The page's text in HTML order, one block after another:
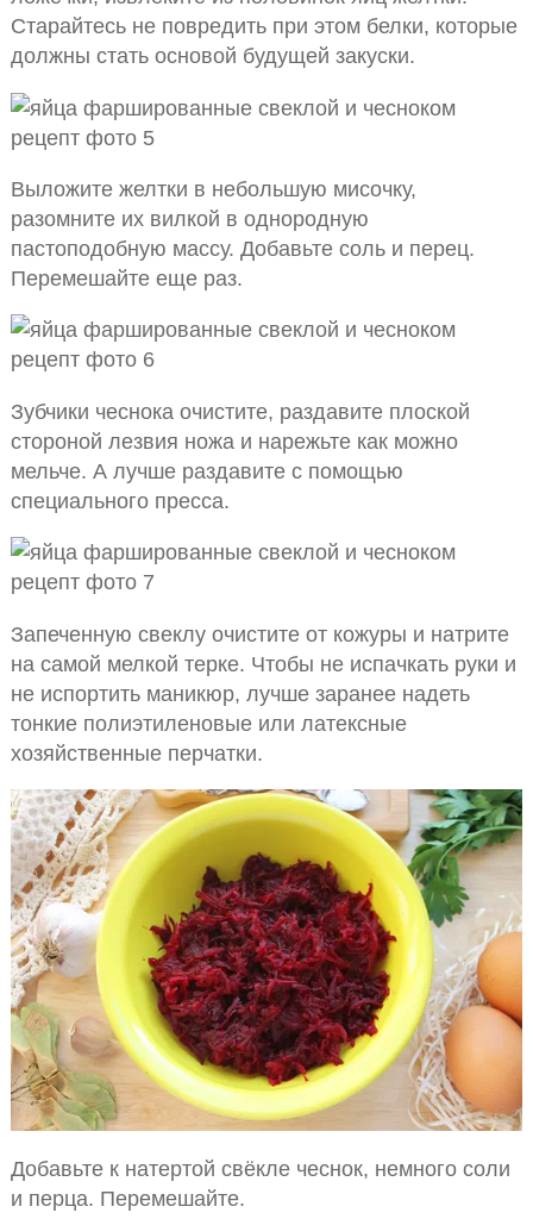
Старайтесь не повредить при этом белки, которые
должны стать основой будущей закуски.
Выложите желтки в небольшую мисочку,
разомните их вилкой в однородную
пастоподобную массу. Добавьте соль и перец.
Перемешайте еще раз.
Зубчики чеснока очистите, раздавите плоской
стороной лезвия ножа и нарежьте как можно
мельче. А лучше раздавите с помощью
специального пресса.
Запеченную свеклу очистите от кожуры и натрите
на самой мелкой терке. Чтобы не испачкать руки и
не испортить маникюр, лучше заранее надеть
тонкие полиэтиленовые или латексные
хозяйственные перчатки.
Добавьте к натертой свёкле чеснок, немного соли
и перца. Перемешайте.